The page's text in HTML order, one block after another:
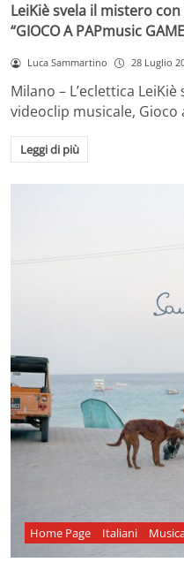
LeiKiè svela il mistero
“GIOCO A PAPmusic
Luca Sammartino 28 Luglio
Milano – L’eclettica
videoclip musicale, Gioco
Leggi di più
Home Page Italiani